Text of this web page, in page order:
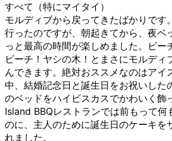
すべて（特にマイタイ）
モルディブから戻ってきたばかりです
行ったのですが、朝起きてから、夜ベ
っと最高の時間が楽しめました。ビー
ビーチ！ヤシの木！とまさにモルディ
んできます。絶対おススメなのはアイ
中、結婚記念日と誕生日をお祝いした
のベッドをハイビスカスでかわいく飾
Island BBQレストランでは前もって何
のに、主人のために誕生日のケーキを
れました。